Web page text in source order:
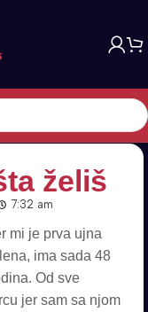
želiš
7:32 am
mi je prva ujna
ima sada 48
Od sve
jer sam sa njom